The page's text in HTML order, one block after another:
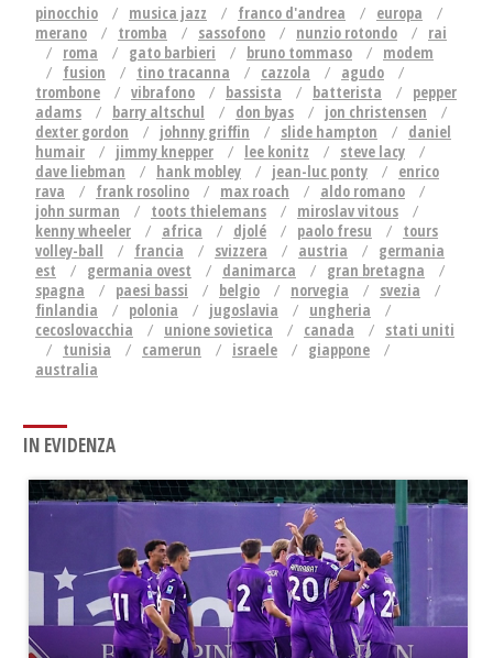
pinocchio musica jazz franco d'andrea
europa
merano
tromba sassofono nunzio rotondo
rai
roma
gato barbieri bruno tommaso
modem
fusion
tino tracanna cazzola
agudo
trombone
vibrafono bassista batterista
pepper
adams
barry altschul don byas
jon christensen
dexter gordon
johnny griffin slide hampton
daniel
humair
jimmy knepper lee konitz
steve lacy
dave liebman
hank mobley jean-luc ponty
enrico
rava
frank rosolino max roach
aldo romano
john surman
toots thielemans
miroslav vitous
kenny wheeler
africa djolé paolo fresu
tours
volley-ball
francia svizzera austria
germania
est
germania ovest danimarca
gran bretagna
spagna
paesi bassi belgio norvegia
svezia
finlandia
polonia jugoslavia
ungheria
cecoslovacchia
unione sovietica canada
stati uniti
tunisia
camerun israele
giappone
australia
IN EVIDENZA